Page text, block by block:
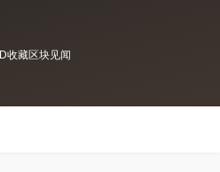
收藏区块见闻